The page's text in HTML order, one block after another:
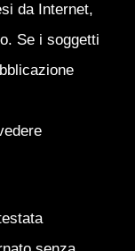
da Internet,
Se i soggetti